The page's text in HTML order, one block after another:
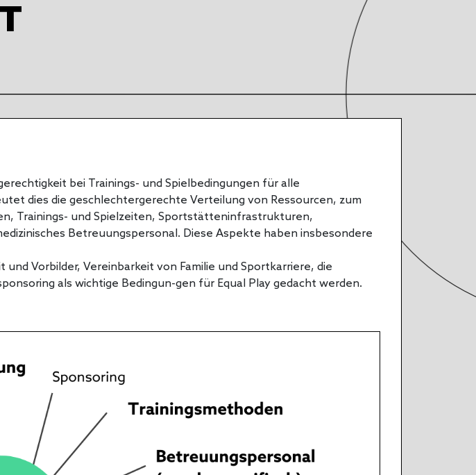
bei Trainings- und Spielbedingungen für alle
dies die geschlechtergerechte Verteilung von Ressourcen, zum
Trainings- und Spielzeiten, Sportstätteninfrastrukturen,
Betreuungspersonal. Diese Aspekte haben insbesondere
Vorbilder, Vereinbarkeit von Familie und Sportkarriere, die
als wichtige Bedingun-gen für Equal Play gedacht werden.